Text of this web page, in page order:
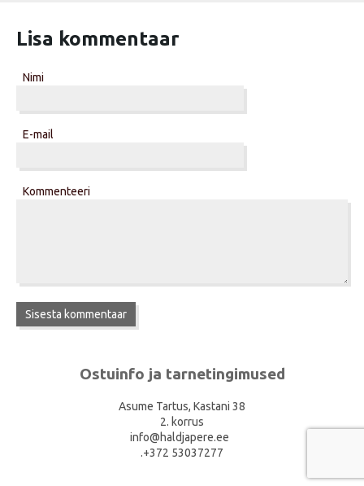
Lisa kommentaar
Nimi
E-mail
Kommenteeri
Ostuinfo ja tarnetingimused
Asume Tartus, Kastani 38
2. korrus
info@haldjapere.ee
.+372 53037277